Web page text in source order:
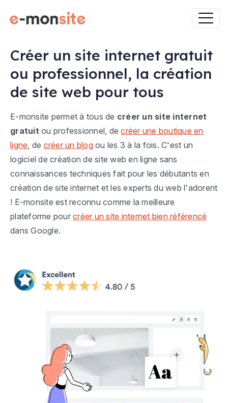
Créer un site internet gratuit
ou professionnel, la création
de site web pour tous
E-monsite permet à tous de créer un site internet
gratuit ou professionnel, decréer une boutique en
ligne , de créer un blogou les 3 à la fois. C'est un
logiciel de création de site web en ligne sans
connaissances techniques fait pour les débutants en
création de site internet et les experts du web l'adorent
! E-monsite est reconnu comme la meilleure
plateforme pour créer un site internet bien référencé
dans Google.